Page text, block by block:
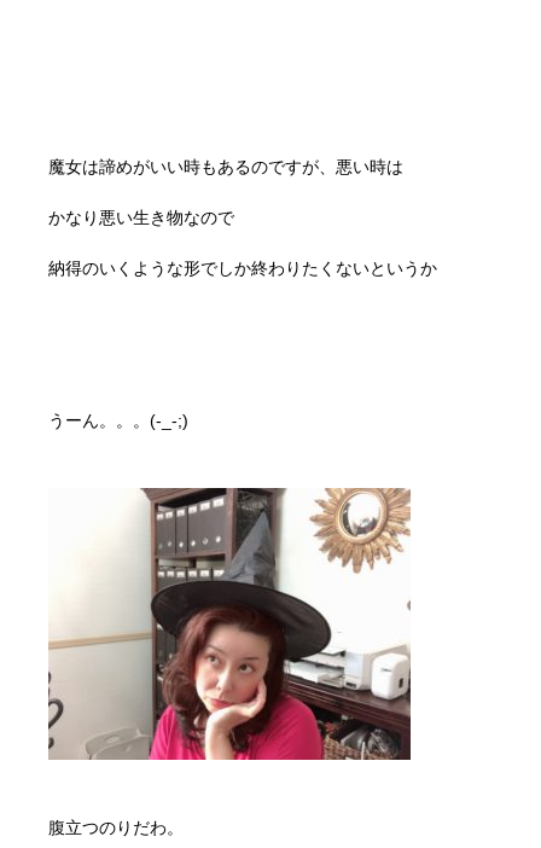
魔女は諦めがいい時もあるのですが、悪い時は
かなり悪い生き物なので
納得のいくような形でしか終わりたくないというか
うーん。。。(-_-;)
腹立つのりだわ。